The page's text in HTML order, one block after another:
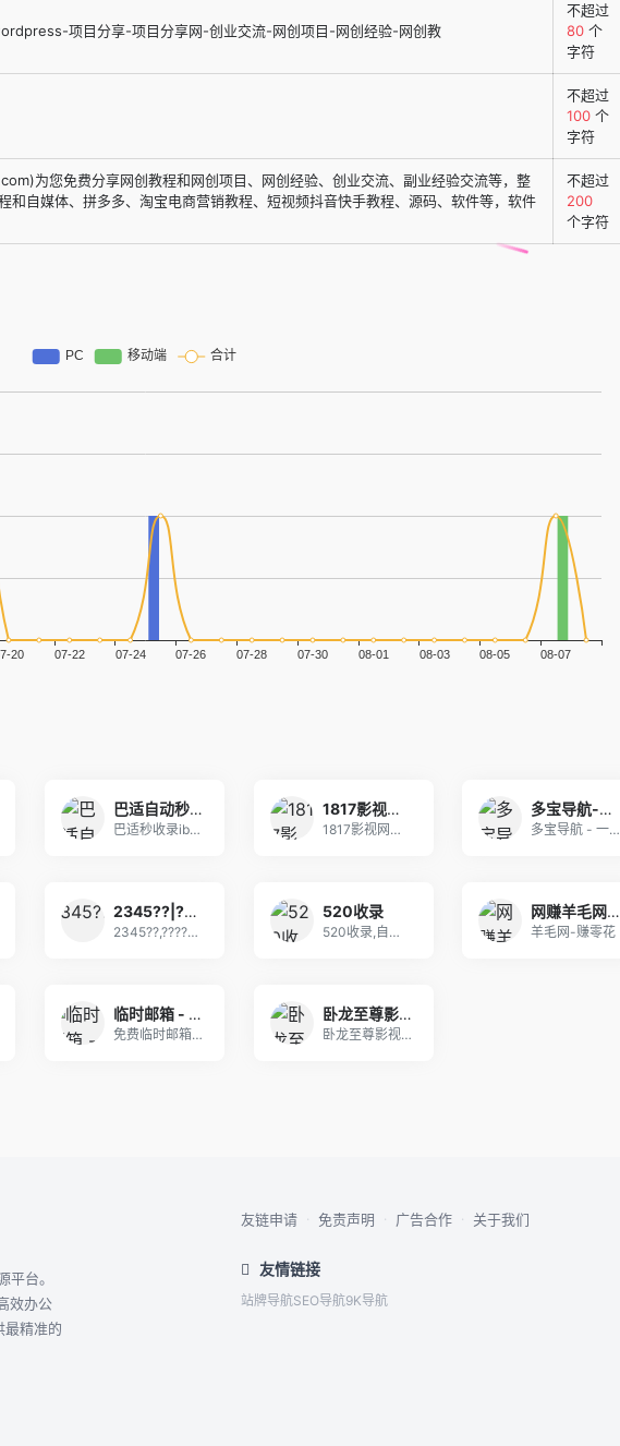
项目分享-项目分享网-创业交流-网创项目-网创经验-网创教
不超过
80 个
字符
不超过
100 个
字符
为您免费分享网创教程和网创项目、网创经验、创业交流、副业经验交流等，整
和自媒体、拼多多、淘宝电商营销教程、短视频抖音快手教程、源码、软件等，软件
不超过
200
个字符
巴适自动秒收录
巴适秒收录ibashi.net是一个分享优秀的网
1817影视网-热门电影推荐-精彩电视剧和短剧高清大片免费在线观看
1817影视网是一款专为用户提供热门电影、高清电
多宝导航-网址大全_好用的网站网址导航
多宝导航 - 一个优质的垂直分类网站网址导航，方
2345??|??վ??¼|2345????|2345??????
2345??,?????????????????
520收录
520收录,自助，秒收录
网赚羊毛网 - 记得保存哦
羊毛网-赚零花
临时邮箱 - 免费临时邮箱服务-安全在线临时电子邮箱|Temp Mail
免费临时邮箱服务，安全在线临时电子邮箱提供临时邮
卧龙至尊影视-最新热门影视资源在线观看
卧龙至尊影视是一个专注于提供最新热门影视资源的在
台。
效办公
最精准的
友链申请 · 免责声明 · 广告合作 · 关于我们
友情链接
站牌导航SEO导航9K导航